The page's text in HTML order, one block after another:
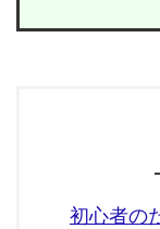
初心者の